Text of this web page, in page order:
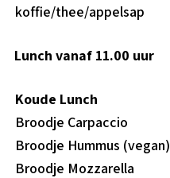
koffie/thee/appelsap
Lunch vanaf 11.00 uur
Koude Lunch
Broodje Carpaccio
Broodje Hummus (vegan)
Broodje Mozzarella